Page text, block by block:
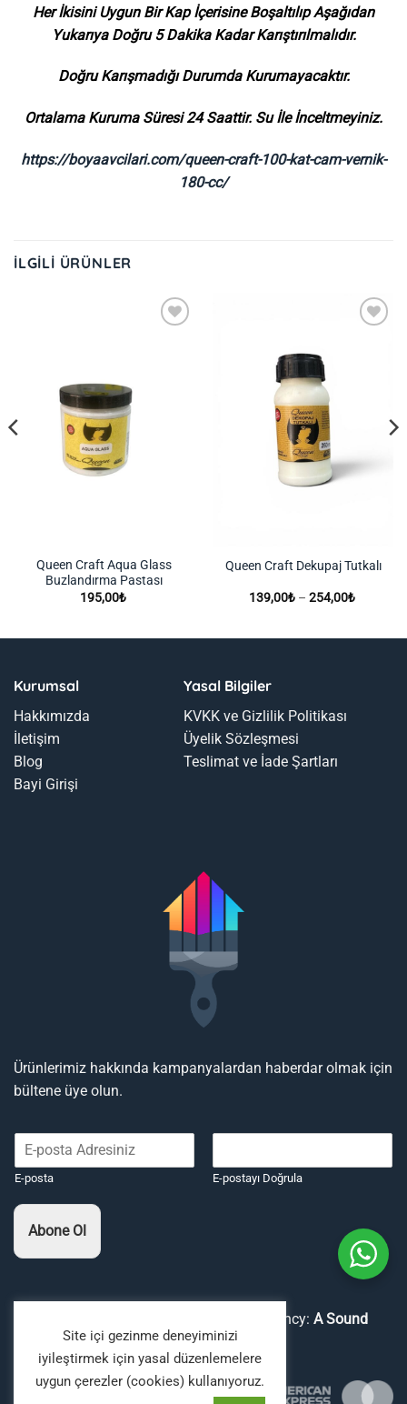
Her İkisini Uygun Bir Kap İçerisine Boşaltılıp Aşağıdan
Yukarıya Doğru 5 Dakika Kadar Karıştırılmalıdır.
Doğru Karışmadığı Durumda Kurumayacaktır.
Ortalama Kuruma Süresi 24 Saattir. Su İle İnceltmeyiniz.
https://boyaavcilari.com/queen-craft-100-kat-cam-vernik-
180-cc/
İLGILI ÜRÜNLER
Queen Craft Aqua Glass
Buzlandırma Pastası
195,00₺
Queen Craft Dekupaj Tutkalı
139,00₺ – 254,00₺Fiyat
254,00₺
Kurumsal
Hakkımızda
İletişim
Blog
Bayi Girişi
Yasal Bilgiler
KVKK ve Gizlilik Politikası
Üyelik Sözleşmesi
Teslimat ve İade Şartları
Ürünlerimiz hakkında kampanyalardan haberdar olmak için
bültene üye olun.
E-posta E-postayı Doğrula
Abone Ol
Digital Agency: A Sound
Site içi gezinme deneyiminizi
iyileştirmek için yasal düzenlemelere
uygun çerezler (cookies) kullanıyoruz.